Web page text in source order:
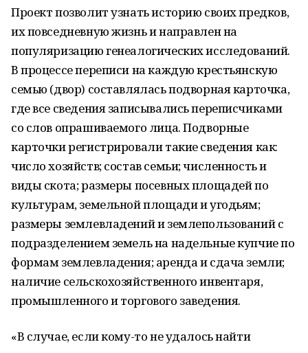
Проект позволит узнать историю своих предков,
их повседневную жизнь и направлен на
популяризацию генеалогических исследований.
В процессе переписи на каждую крестьянскую
семью (двор) составлялась подворная карточка,
где все сведения записывались переписчиками
со слов опрашиваемого лица. Подворные
карточки регистрировали такие сведения как:
число хозяйств; состав семьи; численность и
виды скота; размеры посевных площадей по
культурам, земельной площади и угодьям;
размеры землевладений и землепользований с
подразделением земель на надельные купчие по
формам землевладения; аренда и сдача земли;
наличие сельскохозяйственного инвентаря,
промышленного и торгового заведения.
«В случае, если кому-то не удалось найти